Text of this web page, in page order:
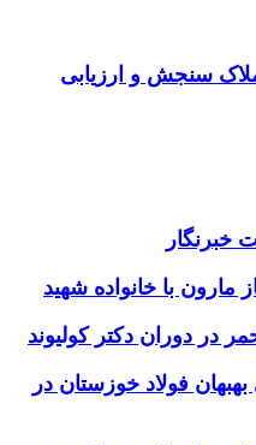
ملاک سنجش و ارزیابی
خبرنگار
مارون با خانواده شهید
در دوران دکتر کولیوند
فولاد خوزستان در